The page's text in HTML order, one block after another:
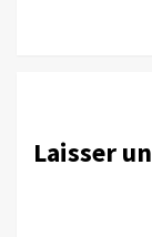
Laisser